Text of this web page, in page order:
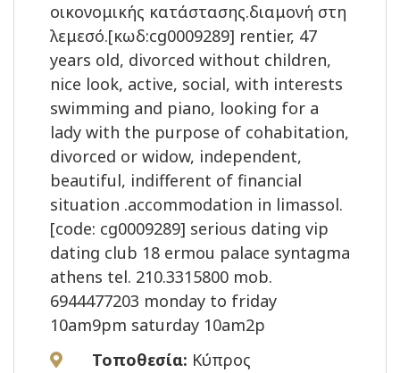
οικονομικής κατάστασης.διαμονή στη
λεμεσό.[κωδ:cg0009289] rentier, 47
years old, divorced without children,
nice look, active, social, with interests
swimming and piano, looking for a
lady with the purpose of cohabitation,
divorced or widow, independent,
beautiful, indifferent of financial
situation .accommodation in limassol.
[code: cg0009289] serious dating vip
dating club 18 ermou palace syntagma
athens tel. 210.3315800 mob.
6944477203 monday to friday
10am9pm saturday 10am2p
Τοποθεσία: Κύπρος